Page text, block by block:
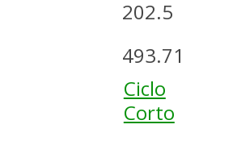
202.5
493.71
Ciclo
Corto